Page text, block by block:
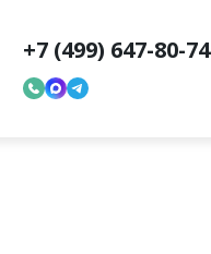
+7 (499) 647-80-74